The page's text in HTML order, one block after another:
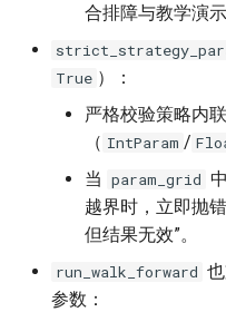
合排障与教学演示
True ）：
严格校验策略内
（ IntParam /
当 param_grid
越界时，立即抛
但结果无效”。
run_walk_forward
参数：